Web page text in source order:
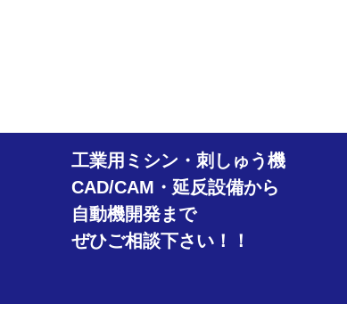
工業用ミシン・刺しゅう機
CAD/CAM・延反設備から
自動機開発まで
ぜひご相談下さい！！